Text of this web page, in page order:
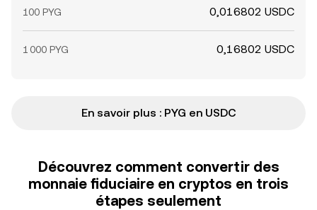
100 PYG 0,016802 USDC
1 000 PYG 0,16802 USDC
En savoir plus : PYG en USDC
Découvrez comment convertir des
monnaie fiduciaire en cryptos en trois
étapes seulement